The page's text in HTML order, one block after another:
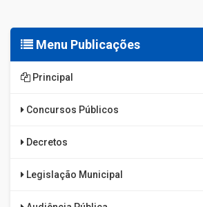
Menu Publicações
Principal
Concursos Públicos
Decretos
Legislação Municipal